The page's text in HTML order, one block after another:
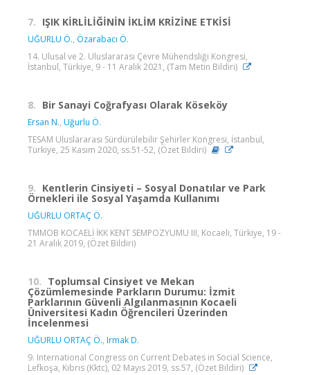
7. IŞIK KİRLİLİĞİNİN İKLİM KRİZİNE ETKİSİ
UĞURLU Ö., Özarabacı Ö.
14. Ulusal ve 2. Uluslararası Çevre Mühendsliği Kongresi,
İstanbul, Türkiye, 9 - 11 Aralık 2021, (Tam Metin Bildiri)
8. Bir Sanayi Coğrafyası Olarak Köseköy
Ersan N., Uğurlu Ö.
TESAM Uluslararası Sürdürülebilir Şehirler Kongresi, İstanbul,
Türkiye, 25 Kasım 2020, ss.51-52, (Özet Bildiri)
9. Kentlerin Cinsiyeti – Sosyal Donatılar ve Park
Örnekleri ile Sosyal Yaşamda Kullanımı
UĞURLU ORTAÇ Ö.
TMMOB KOCAELİ İKK KENT SEMPOZYUMU III, Kocaeli, Türkiye, 19 -
21 Aralık 2019, (Özet Bildiri)
10. Toplumsal Cinsiyet ve Mekan
Çözümlemesinde Parkların Durumu: İzmit
Parklarının Güvenli Algılanmasının Kocaeli
Üniversitesi Kadın Öğrencileri Üzerinden
İncelenmesi
UĞURLU ORTAÇ Ö., Irmak D.
9. International Congress on Current Debates in Social Science,
Lefkoşa, Kıbrıs (Kktc), 02 Mayıs 2019, ss.57, (Özet Bildiri)